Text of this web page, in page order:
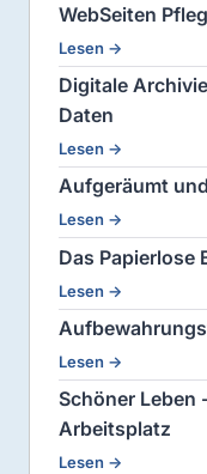
WebSeiten
Lesen →
Digitale
Daten
Lesen →
Aufgeräumt
Lesen →
Das Papierlose
Lesen →
Lesen →
Schöner Leben
Arbeitsplatz
Lesen →